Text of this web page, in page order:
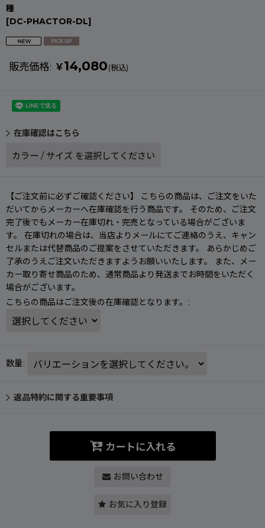
種
[DC-PHACTOR-DL]
販売価格: ￥14,080(税込)
在庫確認はこちら
カラー / サイズ を選択してください
【ご注文前に必ずご確認ください】 こちらの商品は、ご注文をいた
だいてからメーカーへ在庫確認を行う商品です。 そのため、ご注文
完了後でもメーカー在庫切れ・完売となっている場合がございま
す。 在庫切れの場合は、当店よりメールにてご連絡のうえ、キャン
セルまたは代替商品のご提案をさせていただきます。 あらかじめご
了承のうえご注文いただきますようお願いいたします。 また、メー
カー取り寄せ商品のため、通常商品より発送までお時間をいただく
場合がございます。
こちらの商品はご注文後の在庫確認となります。
:
数量:
返品特約に関する重要事項
カートに入れる
お問い合わせ
お気に入り登録